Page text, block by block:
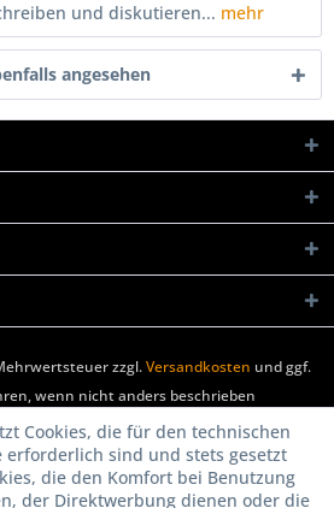
und diskutieren... mehr
angesehen
zzgl.Versandkosten und ggf.
wenn nicht anders beschrieben
Cookies, die für den technischen
erforderlich sind und stets gesetzt
die den Komfort bei Benutzung
der Direktwerbung dienen oder die